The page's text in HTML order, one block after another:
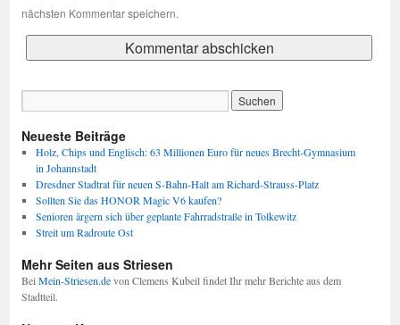
nächsten Kommentar speichern.
Neueste Beiträge
Holz, Chips und Englisch: 63 Millionen Euro für neues Brecht-Gymnasium
in Johannstadt
Dresdner Stadtrat für neuen S-Bahn-Halt am Richard-Strauss-Platz
Sollten Sie das HONOR Magic V6 kaufen?
Senioren ärgern sich über geplante Fahrradstraße in Tolkewitz
Streit um Radroute Ost
Mehr Seiten aus Striesen
BeiMein-Striesen.devon Clemens Kubeil findet Ihr mehr Berichte aus dem
Stadtteil.